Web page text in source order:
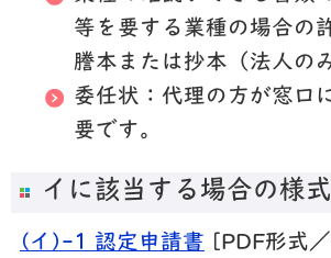
等を要する業種の場合の
謄本または抄本（法人の
委任状：代理の方が窓口
要です。
イに該当する場合の様式
(イ)-1 認定申請書 [PDF形式